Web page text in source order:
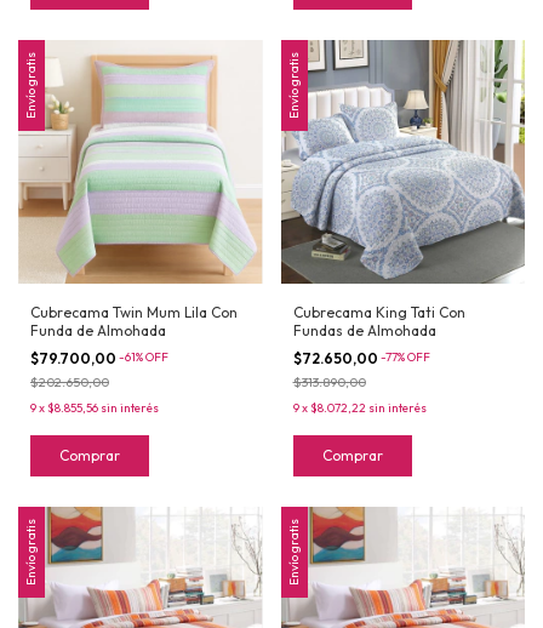
Envío gratis
Cubrecama Twin Mum Lila Con
Funda de Almohada
$79.700,00 -61%OFF
$202.650,00
9x$8.855,56 sin interés
Comprar
Envío gratis
Cubrecama King Tati Con
Fundas de Almohada
$72.650,00 -77%OFF
$313.890,00
9x$8.072,22 sin interés
Comprar
Envío gratis Envío gratis